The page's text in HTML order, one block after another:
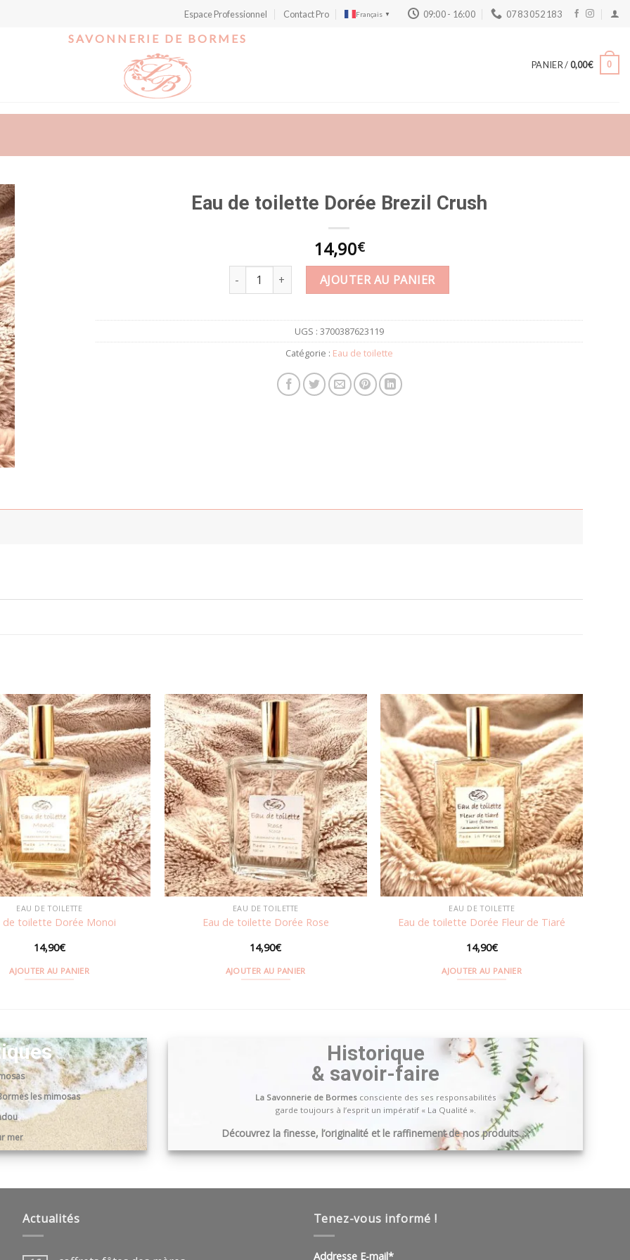
Espace Professionnel Contact Pro Français ▼ 09:00 - 16:00 07 83 052 183
SAVONNERIE DE BORMES
PANIER /0,00€ 0
Eau de toilette Dorée Brezil Crush
14,90€
quantité de Eau de toilette Dorée Brezil Crush
AJOUTER AU PANIER
UGS : 3700387623119
Catégorie : Eau de toilette
Ajouter
à la
wishlist
EAU DE TOILETTE
de toilette Dorée Monoi
14,90€
AJOUTER AU PANIER
Ajouter
à la
wishlist
EAU DE TOILETTE
Eau de toilette Dorée Rose
14,90€
AJOUTER AU PANIER
Ajouter
à la
wishlist
EAU DE TOILETTE
Eau de toilette Dorée Fleur de Tiaré
14,90€
AJOUTER AU PANIER
les mimosas
mer
Historique
& savoir-faire
La Savonnerie de Bormesconsciente des ses responsabilités
garde toujours à l’esprit un impératif « La Qualité ».
Découvrez la finesse, l’originalité et le raffinement de nos produits …
Actualités Tenez-vous informé !
Addresse E-mail*